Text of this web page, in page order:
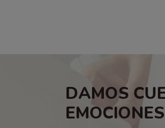
DAMOS
EMOCIONES